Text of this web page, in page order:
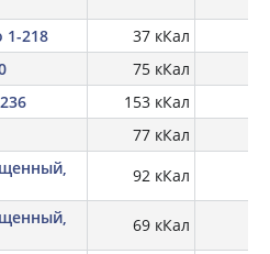
1-218
37 кКал
75 кКал
153 кКал
77 кКал
92 кКал
69 кКал